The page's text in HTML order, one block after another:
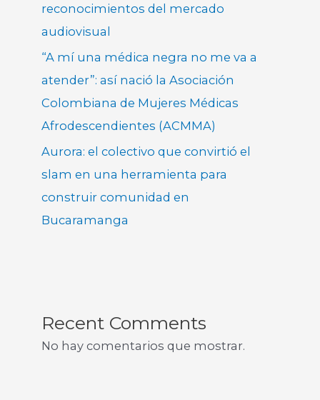
reconocimientos del mercado
audiovisual
“A mí una médica negra no me va a
atender”: así nació la Asociación
Colombiana de Mujeres Médicas
Afrodescendientes (ACMMA)
Aurora: el colectivo que convirtió el
slam en una herramienta para
construir comunidad en
Bucaramanga
Recent Comments
No hay comentarios que mostrar.